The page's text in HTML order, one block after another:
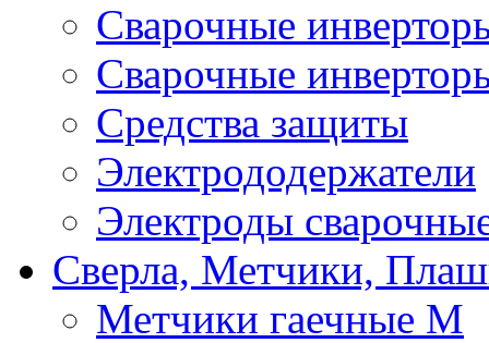
Сварочные
Сварочные
Средства защиты
Электрододержатели
Электроды
Сверла, Метчики,
Метчики гаечные М